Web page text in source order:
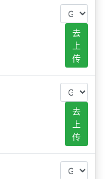
去
上
传
去
上
传